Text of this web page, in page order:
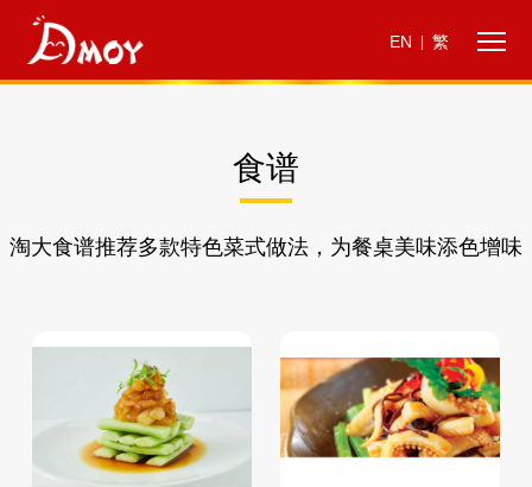
EN 繁
食谱
淘大食谱推荐多款特色菜式做法，为餐桌美味添色增味